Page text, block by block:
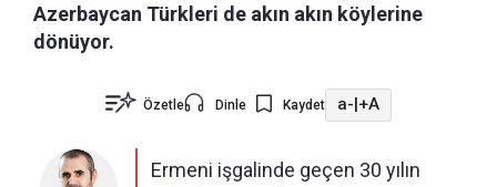
Azerbaycan Türkleri de akın akın köylerine
dönüyor.
Özetle Dinle Kaydet a- +A
Ermeni işgalinde geçen 30 yılın